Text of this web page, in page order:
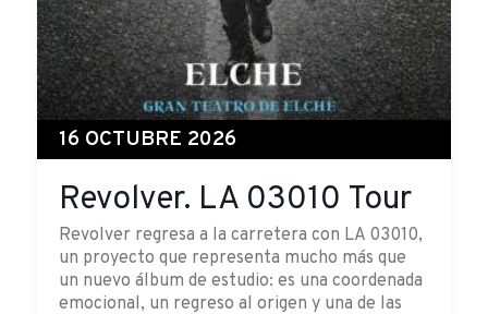
16 OCTUBRE 2026
Revolver. LA 03010 Tour
Revolver regresa a la carretera con LA 03010,
un proyecto que representa mucho más que
un nuevo álbum de estudio: es una coordenada
emocional, un regreso al origen y una de las